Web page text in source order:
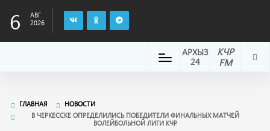
6
АВГ
2026
КЧР
FM
АРХЫЗ
24
ГЛАВНАЯ
НОВОСТИ
В ЧЕРКЕССКЕ ОПРЕДЕЛИЛИСЬ ПОБЕДИТЕЛИ ФИНАЛЬНЫХ МАТЧЕЙ
ВОЛЕЙБОЛЬНОЙ ЛИГИ КЧР